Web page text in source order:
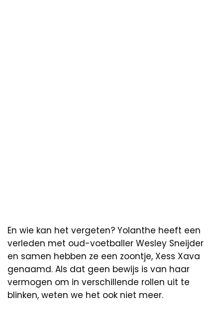
En wie kan het vergeten? Yolanthe heeft een
verleden met oud-voetballer Wesley Sneijder
en samen hebben ze een zoontje, Xess Xava
genaamd. Als dat geen bewijs is van haar
vermogen om in verschillende rollen uit te
blinken, weten we het ook niet meer.